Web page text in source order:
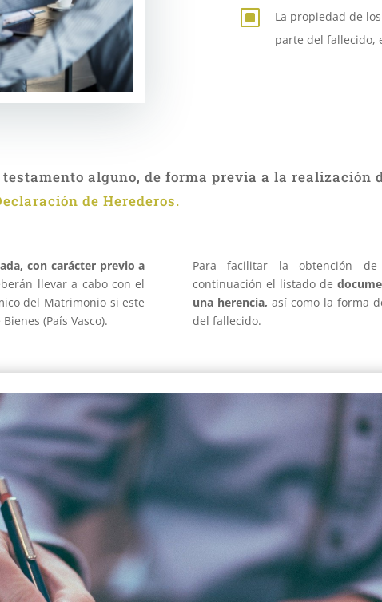
W
La propiedad de
parte del fallecido,
alguno, de forma previa a la realización
de Herederos.
con carácter previo a
llevar a cabo con el
del Matrimonio si este
(País Vasco).
Para facilitar la obtención
continuación el listado de
una herencia, así como la forma
del fallecido.